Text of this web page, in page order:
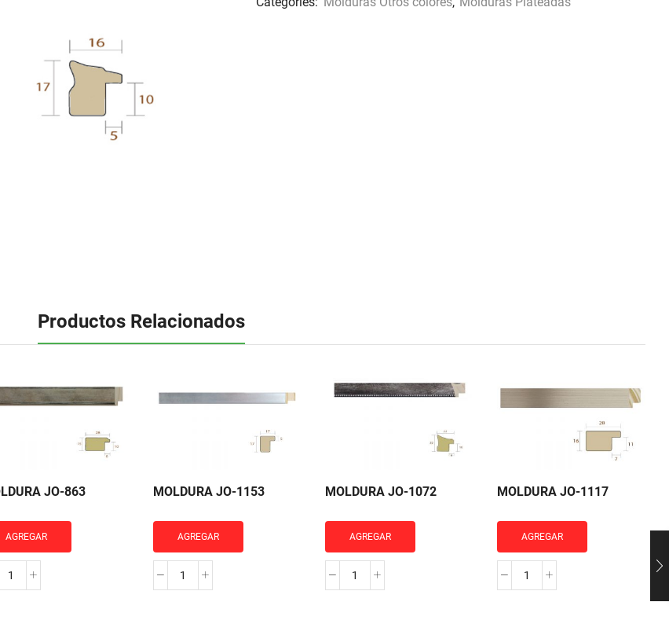
Productos Relacionados
JO-863
AGREGAR
MOLDURA
MOLDURA JO-1153
AGREGAR
MOLDURA
MOLDURA JO-1072
AGREGAR
MOLDURA
MOLDURA JO-1117
AGREGAR
MOLDURA